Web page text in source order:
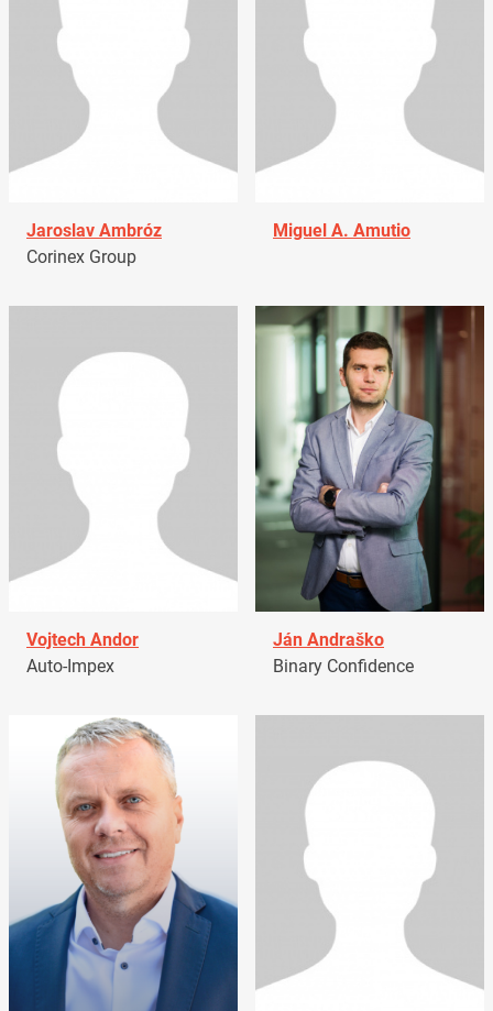
Jaroslav Ambróz
Corinex Group
Miguel A. Amutio
Vojtech Andor
Auto-Impex
Ján Andraško
Binary Confidence